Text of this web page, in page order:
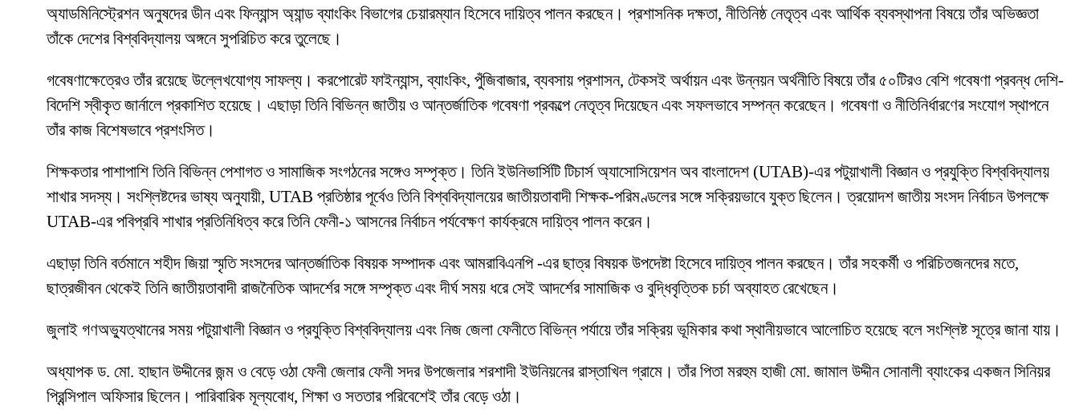
অ্যাডমিনিস্ট্রেশন অনুষদের ডীন এবং ফিন্যান্স অ্যান্ড ব্যাংকিং বিভাগের চেয়ারম্যান হিসেবে দায়িত্ব পালন করছেন। প্রশাসনিক দক্ষতা, নীতিনিষ্ঠ নেতৃত্ব এবং আর্থিক ব্যবস্থাপনা বিষয়ে তাঁর অভিজ্ঞতা
তাঁকে দেশের বিশ্ববিদ্যালয় অঙ্গনে সুপরিচিত করে তুলেছে।
গবেষণাক্ষেত্রেও তাঁর রয়েছে উল্লেখযোগ্য সাফল্য। করপোরেট ফাইন্যান্স, ব্যাংকিং, পুঁজিবাজার, ব্যবসায় প্রশাসন, টেকসই অর্থায়ন এবং উন্নয়ন অর্থনীতি বিষয়ে তাঁর ৫০টিরও বেশি গবেষণা প্রবন্ধ দেশি-
বিদেশি স্বীকৃত জার্নালে প্রকাশিত হয়েছে। এছাড়া তিনি বিভিন্ন জাতীয় ও আন্তর্জাতিক গবেষণা প্রকল্পে নেতৃত্ব দিয়েছেন এবং সফলভাবে সম্পন্ন করেছেন। গবেষণা ও নীতিনির্ধারণের সংযোগ স্থাপনে
তাঁর কাজ বিশেষভাবে প্রশংসিত।
শিক্ষকতার পাশাপাশি তিনি বিভিন্ন পেশাগত ও সামাজিক সংগঠনের সঙ্গেও সম্পৃক্ত। তিনি ইউনিভার্সিটি টিচার্স অ্যাসোসিয়েশন অব বাংলাদেশ (UTAB)-এর পটুয়াখালী বিজ্ঞান ও প্রযুক্তি বিশ্ববিদ্যালয়
শাখার সদস্য। সংশ্লিষ্টদের ভাষ্য অনুযায়ী, UTAB প্রতিষ্ঠার পূর্বেও তিনি বিশ্ববিদ্যালয়ের জাতীয়তাবাদী শিক্ষক-পরিমণ্ডলের সঙ্গে সক্রিয়ভাবে যুক্ত ছিলেন। ত্রয়োদশ জাতীয় সংসদ নির্বাচন উপলক্ষে
UTAB-এর পবিপ্রবি শাখার প্রতিনিধিত্ব করে তিনি ফেনী-১ আসনের নির্বাচন পর্যবেক্ষণ কার্যক্রমে দায়িত্ব পালন করেন।
এছাড়া তিনি বর্তমানে শহীদ জিয়া স্মৃতি সংসদের আন্তর্জাতিক বিষয়ক সম্পাদক এবং আমরাবিএনপি -এর ছাত্র বিষয়ক উপদেষ্টা হিসেবে দায়িত্ব পালন করছেন। তাঁর সহকর্মী ও পরিচিতজনদের মতে,
ছাত্রজীবন থেকেই তিনি জাতীয়তাবাদী রাজনৈতিক আদর্শের সঙ্গে সম্পৃক্ত এবং দীর্ঘ সময় ধরে সেই আদর্শের সামাজিক ও বুদ্ধিবৃত্তিক চর্চা অব্যাহত রেখেছেন।
জুলাই গণঅভ্যুত্থানের সময় পটুয়াখালী বিজ্ঞান ও প্রযুক্তি বিশ্ববিদ্যালয় এবং নিজ জেলা ফেনীতে বিভিন্ন পর্যায়ে তাঁর সক্রিয় ভূমিকার কথা স্থানীয়ভাবে আলোচিত হয়েছে বলে সংশ্লিষ্ট সূত্রে জানা যায়।
অধ্যাপক ড. মো. হাছান উদ্দীনের জন্ম ও বেড়ে ওঠা ফেনী জেলার ফেনী সদর উপজেলার শরশাদী ইউনিয়নের রাস্তাখিল গ্রামে। তাঁর পিতা মরহুম হাজী মো. জামাল উদ্দীন সোনালী ব্যাংকের একজন সিনিয়র
প্রিন্সিপাল অফিসার ছিলেন। পারিবারিক মূল্যবোধ, শিক্ষা ও সততার পরিবেশেই তাঁর বেড়ে ওঠা।